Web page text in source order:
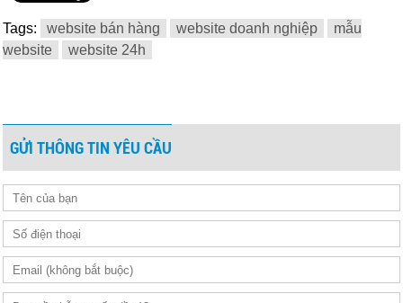
Tags: website bán hàng website doanh nghiệp
mẫu
website
website 24h
GỬI THÔNG TIN YÊU CẦU